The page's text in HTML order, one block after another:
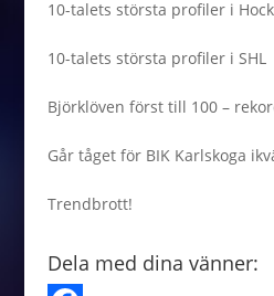
10-talets största profiler i
10-talets största profiler i SHL
Björklöven först till 100 –
Går tåget för BIK Karlskoga
Trendbrott!
Dela med dina vänner: